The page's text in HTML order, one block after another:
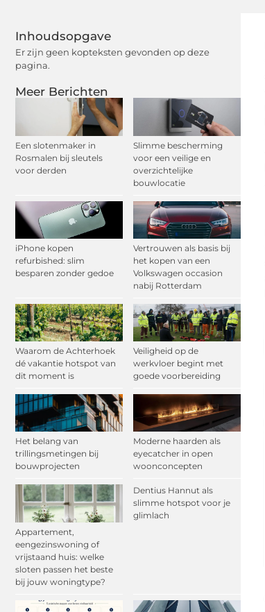
Inhoudsopgave
Er zijn geen kopteksten gevonden op deze
pagina.
Meer Berichten
Een slotenmaker in
Rosmalen bij sleutels
voor derden
Slimme bescherming
voor een veilige en
overzichtelijke
bouwlocatie
iPhone kopen
refurbished: slim
besparen zonder gedoe
Vertrouwen als basis bij
het kopen van een
Volkswagen occasion
nabij Rotterdam
Waarom de Achterhoek
dé vakantie hotspot van
dit moment is
Veiligheid op de
werkvloer begint met
goede voorbereiding
Het belang van
trillingsmetingen bij
bouwprojecten
Moderne haarden als
eyecatcher in open
woonconcepten
Appartement,
eengezinswoning of
vrijstaand huis: welke
sloten passen het beste
bij jouw woningtype?
Dentius Hannut als
slimme hotspot voor je
glimlach